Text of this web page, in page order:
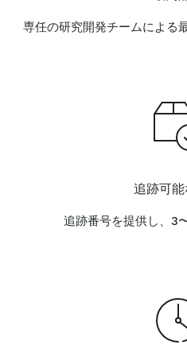
専任の研究開発チームによる
追跡可
追跡番号を提供し、3